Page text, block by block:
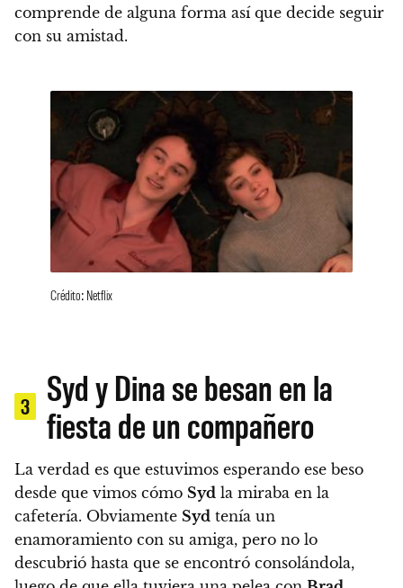
comprende de alguna forma así que decide seguir
con su amistad.
Crédito: Netflix
3
Syd y Dina se besan en la
fiesta de un compañero
La verdad es que estuvimos esperando ese beso
desde que vimos cómo Syd la miraba en la
cafetería. Obviamente Syd tenía un
enamoramiento con su amiga, pero no lo
descubrió hasta que se encontró consolándola,